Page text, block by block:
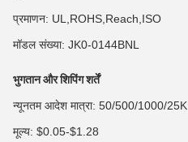
प्रमाणन: UL,ROHS,Reach,ISO
मॉडल संख्या: JK0-0144BNL
भुगतान और शिपिंग शर्तें
न्यूनतम आदेश मात्रा: 50/500/1000/25K
मूल्य: $0.05-$1.28